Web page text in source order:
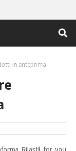
in anteprima